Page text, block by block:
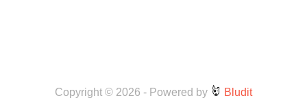
Copyright © 2026 - Powered by Bludit